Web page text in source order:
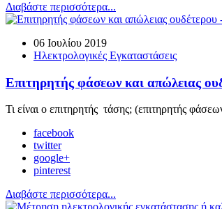
Διαβάστε περισσότερα...
06 Ιουλίου 2019
Ηλεκτρολογικές Εγκαταστάσεις
Επιτηρητής φάσεων και απώλειας
Τι είναι ο επιτηρητής τάσης; (επιτηρητής
facebook
twitter
google+
pinterest
Διαβάστε περισσότερα...